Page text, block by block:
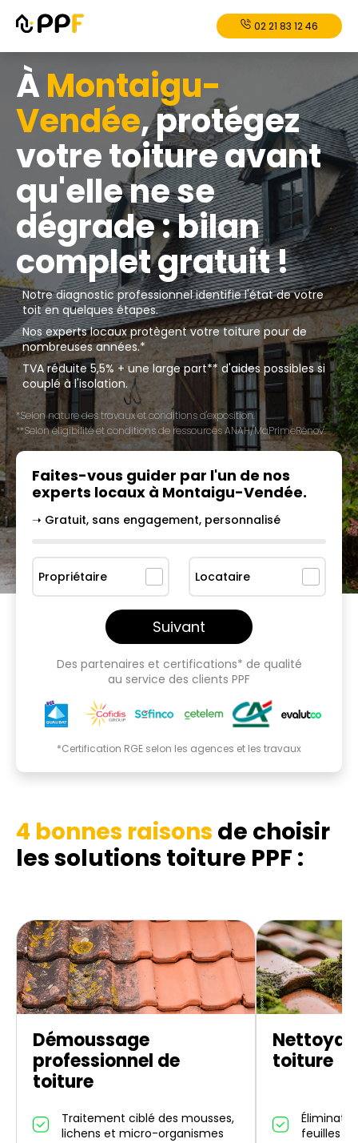
02 21 83 12 46
ÀMontaigu-
Vendée, protégez
votre toiture avant
qu'elle ne se
dégrade : bilan
complet gratuit !
Notre diagnostic professionnel identifie l'état de votre
toit en quelques étapes.
Nos experts locaux protègent votre toiture pour de
nombreuses années.*
TVA réduite 5,5% + une large part** d'aides possibles si
couplé à l'isolation.
*Selon nature des travaux et conditions d'exposition.
**Selon éligibilité et conditions de ressources ANAH/MaPrimeRénov'.
Faites-vous guider par l'un de nos
experts locaux à Montaigu-Vendée.
➝ Gratuit, sans engagement, personnalisé
Propriétaire Locataire
Suivant
Des partenaires et certifications* de qualité
au service des clients PPF
*Certification RGE selon les agences et les travaux
4 bonnes raisons de choisir
lessolutions toiture PPF :
Démoussage
professionnel de
toiture
Traitement ciblé des mousses,
lichens et micro-organismes
toiture
feuilles